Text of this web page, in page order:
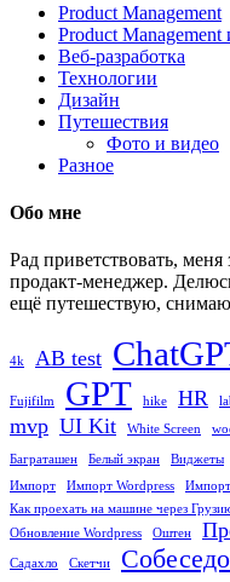
Product Management
Product Management
Веб-разработка
Технологии
Дизайн
Путешествия
Фото и видео
Разное
Обо мне
Рад приветствовать,
продакт-менеджер.
ещё путешествую,
4k AB test
Fujifilm GPT hike HR
mvp UI Kit White Screen
Баграташен Белый экран Виджеты
Импорт Импорт Wordpress Импорт
Как проехать на машине через
Обновление Wordpress
Оштен
Садахло Скетчи